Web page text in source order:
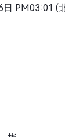
日 PM03:01 (